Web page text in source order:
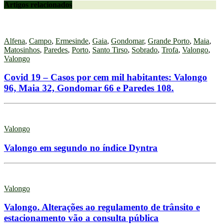
Artigos relacionados
Alfena, Campo, Ermesinde, Gaia, Gondomar, Grande Porto, Maia,
Matosinhos, Paredes, Porto, Santo Tirso, Sobrado, Trofa, Valongo,
Valongo
Covid 19 – Casos por cem mil habitantes: Valongo
96, Maia 32, Gondomar 66 e Paredes 108.
Valongo
Valongo em segundo no índice Dyntra
Valongo
Valongo. Alterações ao regulamento de trânsito e
estacionamento vão a consulta pública